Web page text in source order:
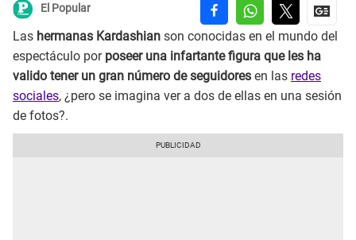
El Popular
Las hermanas Kardashian son conocidas en el mundo del
espectáculo por poseer una infartante figura que les ha
valido tener un gran número de seguidores en las redes
sociales, ¿pero se imagina ver a dos de ellas en una sesión
de fotos?.